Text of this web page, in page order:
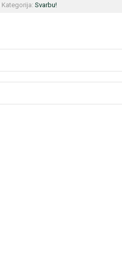
Kategorija: Svarbu!